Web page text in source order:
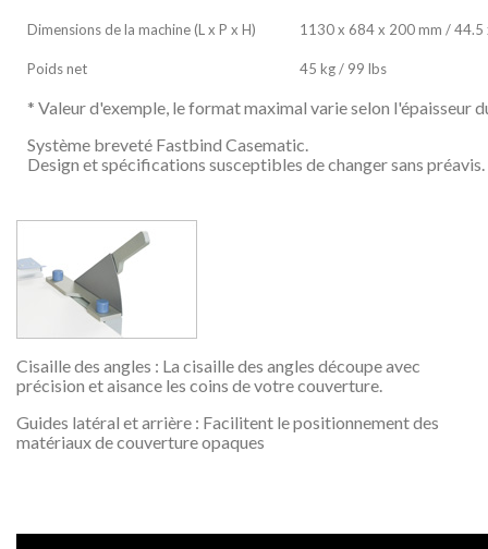
Dimensions de la machine (L x P x H) 1130 x 684 x 200 mm / 44.5
Poids net 45 kg / 99 lbs
* Valeur d'exemple, le format maximal varie selon l'épaisseur
Système breveté Fastbind Casematic.
Design et spécifications susceptibles de changer sans préavis.
Cisaille des angles : La cisaille des angles découpe avec
précision et aisance les coins de votre couverture.
Guides latéral et arrière : Facilitent le positionnement des
matériaux de couverture opaques